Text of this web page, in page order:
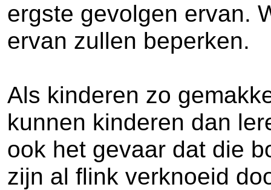
ergste gevolgen ervan.
ervan zullen beperken.
Als kinderen zo
kunnen kinderen dan
ook het gevaar dat die
zijn al flink verknoeid